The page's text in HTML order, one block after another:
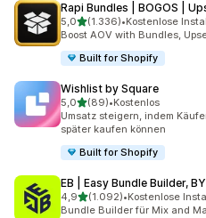
Rapi Bundles | BOGOS |
5,0von 5 Sternen
(1.336)
1336 Rezensionen insgesamt
•Kostenlose
Boost AOV with Bundles,
Built for Shopify
Wishlist by Square
5,0von 5 Sternen
(89)
89 Rezensionen insgesamt
•Kostenlos
Umsatz steigern, indem
später kaufen können
Built for Shopify
EB | Easy Bundle Builder,
4,9von 5 Sternen
(1.092)
1092 Rezensionen insgesamt
•Kostenlose
Bundle Builder für Mix and